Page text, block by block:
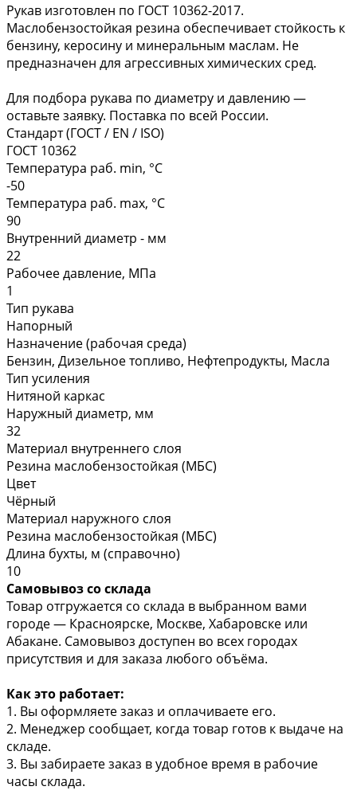
Рукав изготовлен по ГОСТ 10362-2017.
Маслобензостойкая резина обеспечивает стойкость к
бензину, керосину и минеральным маслам. Не
предназначен для агрессивных химических сред.
Для подбора рукава по диаметру и давлению —
оставьте заявку. Поставка по всей России.
Стандарт (ГОСТ / EN / ISO)
ГОСТ 10362
Температура раб. min, °C
-50
Температура раб. max, °C
90
Внутренний диаметр - мм
22
Рабочее давление, МПа
1
Тип рукава
Напорный
Назначение (рабочая среда)
Бензин, Дизельное топливо, Нефтепродукты, Масла
Тип усиления
Нитяной каркас
Наружный диаметр, мм
32
Материал внутреннего слоя
Резина маслобензостойкая (МБС)
Цвет
Чёрный
Материал наружного слоя
Резина маслобензостойкая (МБС)
Длина бухты, м (справочно)
10
Самовывоз со склада
Товар отгружается со склада в выбранном вами
городе — Красноярске, Москве, Хабаровске или
Абакане. Самовывоз доступен во всех городах
присутствия и для заказа любого объёма.
Как это работает:
1. Вы оформляете заказ и оплачиваете его.
2. Менеджер сообщает, когда товар готов к выдаче на
складе.
3. Вы забираете заказ в удобное время в рабочие
часы склада.